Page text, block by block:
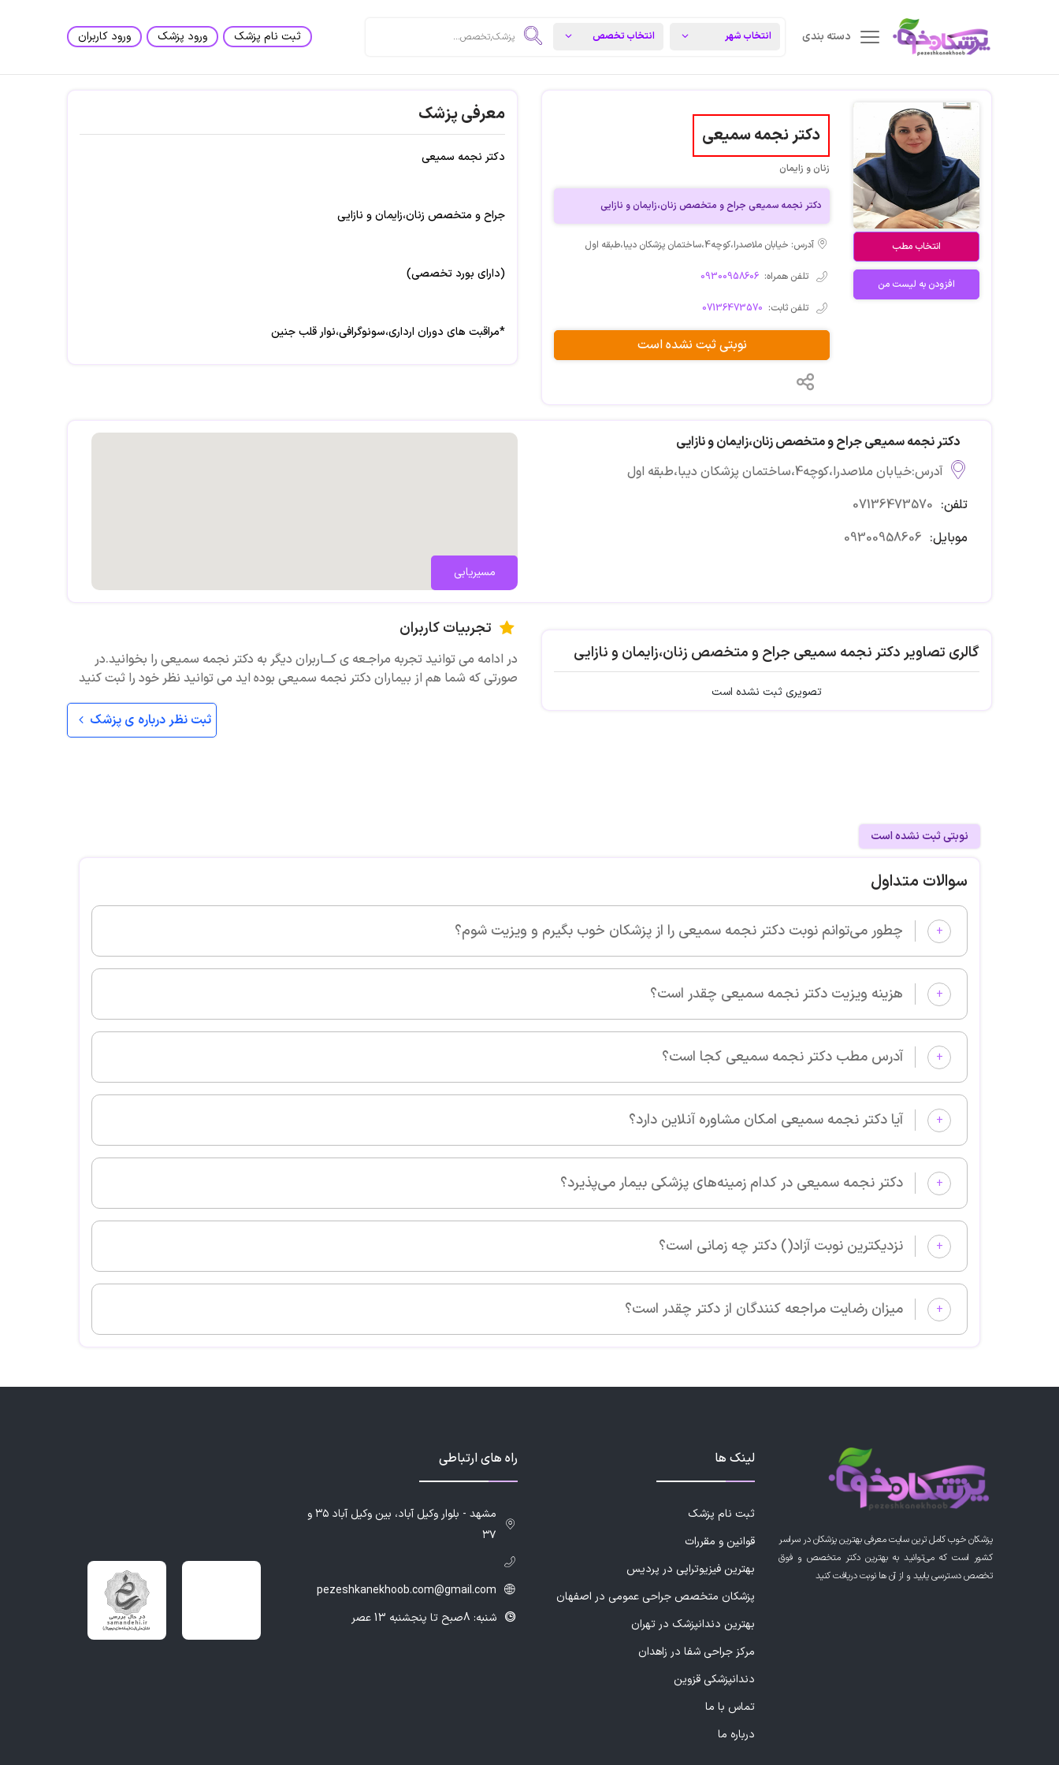
دسته بندی ثبت نام پزشک ورود پزشک ورود کاربران
انتخاب مطب
افزودن به لیست من
دکتر نجمه سمیعی
زنان و زایمان
دکتر نجمه سمیعی جراح و متخصص زنان،زایمان و نازایی
آدرس: خیابان ملاصدرا،کوچه4،ساختمان پزشکان دیبا،طبقه اول
تلفن همراه: 09300958606
تلفن ثابت: 07136473570
نوبتی ثبت نشده است
معرفی پزشک
دکتر نجمه سمیعی
جراح و متخصص زنان،زایمان و نازایی
(دارای بورد تخصصی)
*مراقبت های دوران ارداری،سونوگرافی،نوار قلب جنین
دکتر نجمه سمیعی جراح و متخصص زنان،زایمان و نازایی
آدرس:خیابان ملاصدرا،کوچه4،ساختمان پزشکان دیبا،طبقه اول
تلفن: 07136473570
موبایل: 09300958606
مسیریابی
گالری تصاویر دکتر نجمه سمیعی جراح و متخصص زنان،زایمان و نازایی
تصویری ثبت نشده است
تجربیات کاربران
در ادامه می توانید تجربه مراجـعه ی کـــاربران دیگر به دکتر نجمه سمیعی را بخوانید.در
صورتی که شما هم از بیماران دکتر نجمه سمیعی بوده اید می توانید نظر خود را ثبت کنید
ثبت نظر درباره ی پزشک
نوبتی ثبت نشده است
سوالات متداول
+ چطور می‌توانم نوبت دکتر نجمه سمیعی را از پزشکان خوب بگیرم و ویزیت شوم؟
+ هزینه ویزیت دکتر نجمه سمیعی چقدر است؟
+ آدرس مطب دکتر نجمه سمیعی کجا است؟
+ آیا دکتر نجمه سمیعی امکان مشاوره آنلاین دارد؟
+ دکتر نجمه سمیعی در کدام زمینه‌های پزشکی بیمار می‌پذیرد؟
+ نزدیکترین نوبت آزاد() دکتر چه زمانی است؟
+ میزان رضایت مراجعه کنندگان از دکتر چقدر است؟
پزشکان خوب کامل ترین سایت معرفی بهترین پزشکان در سراسر
کشور است که می‌توانید به بهترین دکتر متخصص و فوق
تخصص دسترسی یابید و از آن ها نوبت دریافت کنید
لینک ها
ثبت نام پزشک
قوانین و مقررات
بهترین فیزیوتراپی در پردیس
پزشکان متخصص جراحی عمومی در اصفهان
بهترین دندانپزشک در تهران
مرکز جراحی شفا در زاهدان
دندانپزشکی قزوین
تماس با ما
درباره ما
راه های ارتباطی
مشهد - بلوار وکیل آباد، بین وکیل آباد ۳۵ و
۳۷
pezeshkanekhoob.com@gmail.com
شنبه: 8صبح تا پنجشنبه 13 عصر